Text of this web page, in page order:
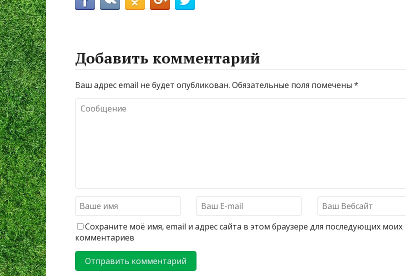
Добавить комментарий
Ваш адрес email не будет опубликован. Обязательные поля помечены *
Сохраните моё имя, email и адрес сайта в этом браузере для последующих моих
комментариев